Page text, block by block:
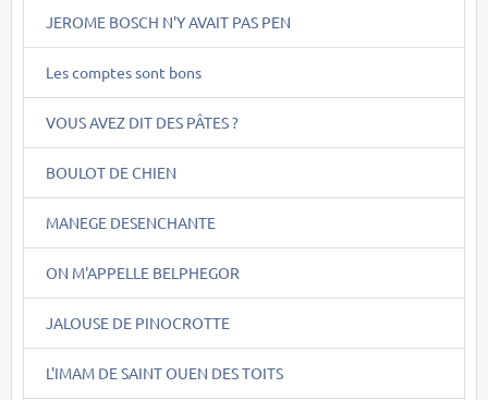
JEROME BOSCH N'Y AVAIT PAS PEN
Les comptes sont bons
VOUS AVEZ DIT DES PÂTES ?
BOULOT DE CHIEN
MANEGE DESENCHANTE
ON M'APPELLE BELPHEGOR
JALOUSE DE PINOCROTTE
L'IMAM DE SAINT OUEN DES TOITS